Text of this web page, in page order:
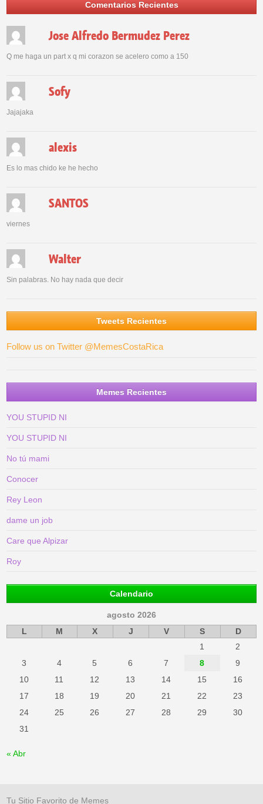
Comentarios Recientes
Jose Alfredo Bermudez Perez
Q me haga un part x q mi corazon se acelero como a 150
Sofy
Jajajaka
alexis
Es lo mas chido ke he hecho
SANTOS
viernes
Walter
Sin palabras. No hay nada que decir
Tweets Recientes
Follow us on Twitter @MemesCostaRica
Memes Recientes
YOU STUPID NI
YOU STUPID NI
No tú mami
Conocer
Rey Leon
dame un job
Care que Alpizar
Roy
Calendario
agosto 2026
L
M X J V S
D
1
2
3
4 5 6 7 8
9
10
11 12 13 14 15
16
17
18 19 20 21 22
23
24
25 26 27 28 29
30
31
« Abr
Tu Sitio Favorito de Memes